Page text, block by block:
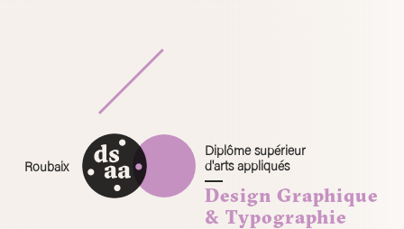
Roubaix
Diplôme supérieur
d'arts appliqués
Design Graphique
& Typographie